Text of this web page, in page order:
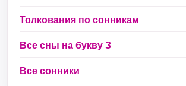
Толкования по сонникам
Все сны на букву З
Все сонники